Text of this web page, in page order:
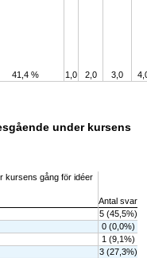
41,4 % 1,0 2,0 3,0
under kursens
kursens gång för idéer
Antal svar
5 (45,5%)
0 (0,0%)
1 (9,1%)
3 (27,3%)